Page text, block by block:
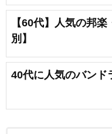
【60代】人気の邦
別】
40代に人気のバンド